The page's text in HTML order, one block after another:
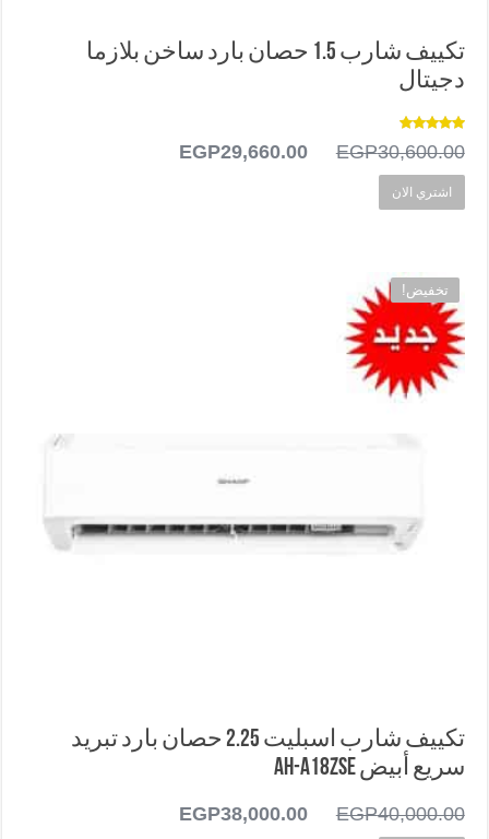
تكييف شارب 1.5 حصان بارد ساخن بلازما
دجيتال
تم التقييم
5.00من 5 EGP30,600.00
السعر
EGP29,660.00
اشتري الان
تخفيض!
تكييف شارب اسبليت 2.25 حصان بارد تبريد
سريع أبيض AH-A18ZSE
EGP40,000.00
السعر
EGP38,000.00